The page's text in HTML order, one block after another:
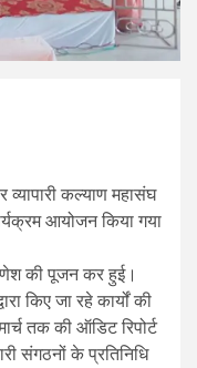
व्यापारी कल्याण महासंघ
आयोजन किया गया
की पूजन कर हुई।
किए जा रहे कार्यों की
तक की ऑडिट रिपोर्ट
संगठनों के प्रतिनिधि